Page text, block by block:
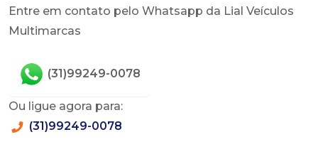
Entre em contato pelo Whatsapp da Lial Veículos
Multimarcas
(31)99249-0078
Ou ligue agora para:
(31)99249-0078